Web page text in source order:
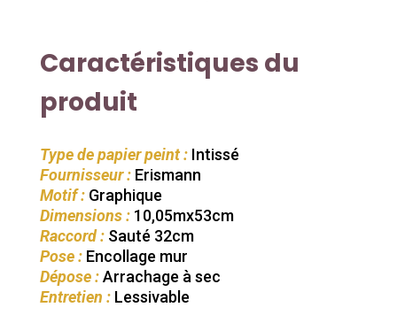
Caractéristiques du
produit
Type de papier peint :Intissé
Fournisseur :Erismann
Motif :Graphique
Dimensions :10,05mx53cm
Raccord :Sauté 32cm
Pose :Encollage mur
Dépose :Arrachage à sec
Entretien :Lessivable